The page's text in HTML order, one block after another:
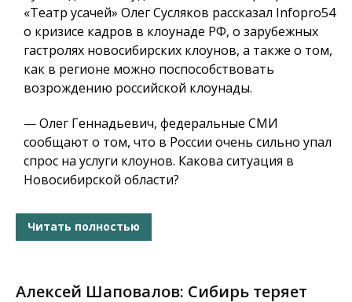
«Театр усачей» Олег Сусляков рассказал Infopro54
о кризисе кадров в клоунаде РФ, о зарубежных
гастролях новосибирских клоунов, а также о том,
как в регионе можно поспособствовать
возрождению российской клоунады.
— Олег Геннадьевич, федеральные СМИ
сообщают о том, что в России очень сильно упал
спрос на услуги клоунов. Какова ситуация в
Новосибирской области?
Читать полностью
Алексей Шаповалов: Сибирь теряет